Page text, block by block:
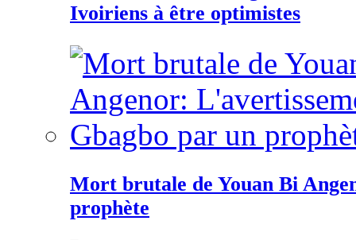
Ivoiriens à être optimistes
Mort brutale de Youan Bi
prophète